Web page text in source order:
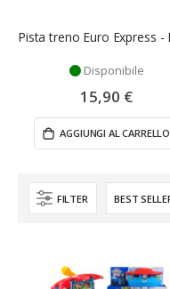
Disponibile
15,90 €
AGGIUNGI AL CARRELLO
FILTER